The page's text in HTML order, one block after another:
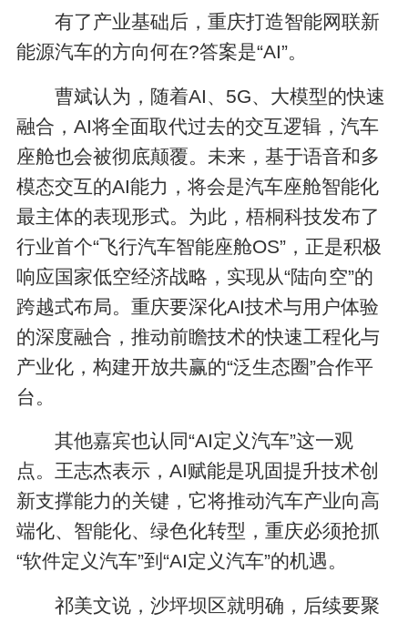
有了产业基础后，重庆打造智能网联新
能源汽车的方向何在?答案是“AI”。
曹斌认为，随着AI、5G、大模型的快速
融合，AI将全面取代过去的交互逻辑，汽车
座舱也会被彻底颠覆。未来，基于语音和多
模态交互的AI能力，将会是汽车座舱智能化
最主体的表现形式。为此，梧桐科技发布了
行业首个“飞行汽车智能座舱OS”，正是积极
响应国家低空经济战略，实现从“陆向空”的
跨越式布局。重庆要深化AI技术与用户体验
的深度融合，推动前瞻技术的快速工程化与
产业化，构建开放共赢的“泛生态圈”合作平
台。
其他嘉宾也认同“AI定义汽车”这一观
点。王志杰表示，AI赋能是巩固提升技术创
新支撑能力的关键，它将推动汽车产业向高
端化、智能化、绿色化转型，重庆必须抢抓
“软件定义汽车”到“AI定义汽车”的机遇。
祁美文说，沙坪坝区就明确，后续要聚